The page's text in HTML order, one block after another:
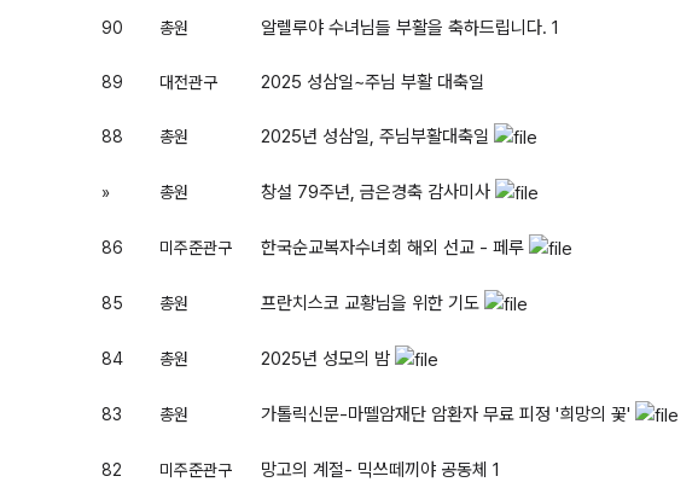
90 총원 알렐루야 수녀님들 부활을 축하드립니다. 1
89 대전관구 2025 성삼일~주님 부활 대축일
88 총원 2025년 성삼일, 주님부활대축일
» 총원 창설 79주년, 금은경축 감사미사
86 미주준관구 한국순교복자수녀회 해외 선교 - 페루
85 총원 프란치스코 교황님을 위한 기도
84 총원 2025년 성모의 밤
83 총원 가톨릭신문-마뗄암재단 암환자 무료 피정 '희망의 꽃'
82 미주준관구 망고의 계절- 믹쓰떼끼야 공동체 1